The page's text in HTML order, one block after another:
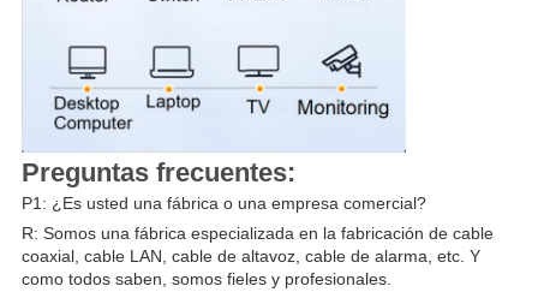
Preguntas frecuentes:
P1: ¿Es usted una fábrica o una empresa comercial?
R: Somos una fábrica especializada en la fabricación de cable
coaxial, cable LAN, cable de altavoz, cable de alarma, etc. Y
como todos saben, somos fieles y profesionales.